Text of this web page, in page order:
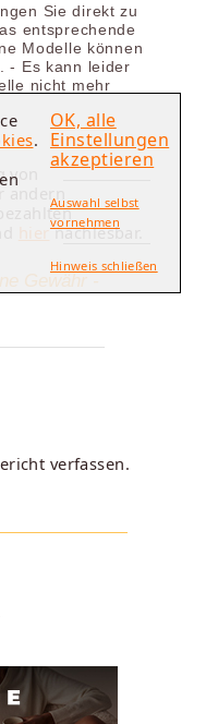
Sie direkt zu
entsprechende
Modelle können
- Es kann leider
nicht mehr
hier nachlesbar.
Gewähr -
verfassen.
.
OK, alle
Einstellungen
akzeptieren
Auswahl selbst
vornehmen
Hinweis schließen